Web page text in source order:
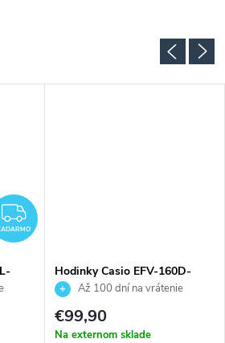
ZADARMO
Hodinky Casio EFV-160D-
2AVEFAž 100 dní na vrátenie
tovaru. Autorizovaný predajca.
€99,90
Na externom sklade